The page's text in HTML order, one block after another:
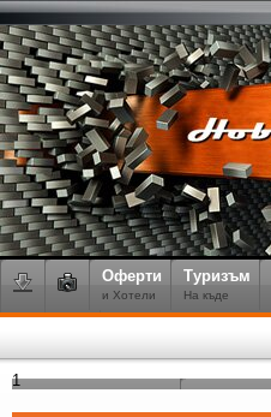
Оферти
и Хотели
Туризъм
На къде
1